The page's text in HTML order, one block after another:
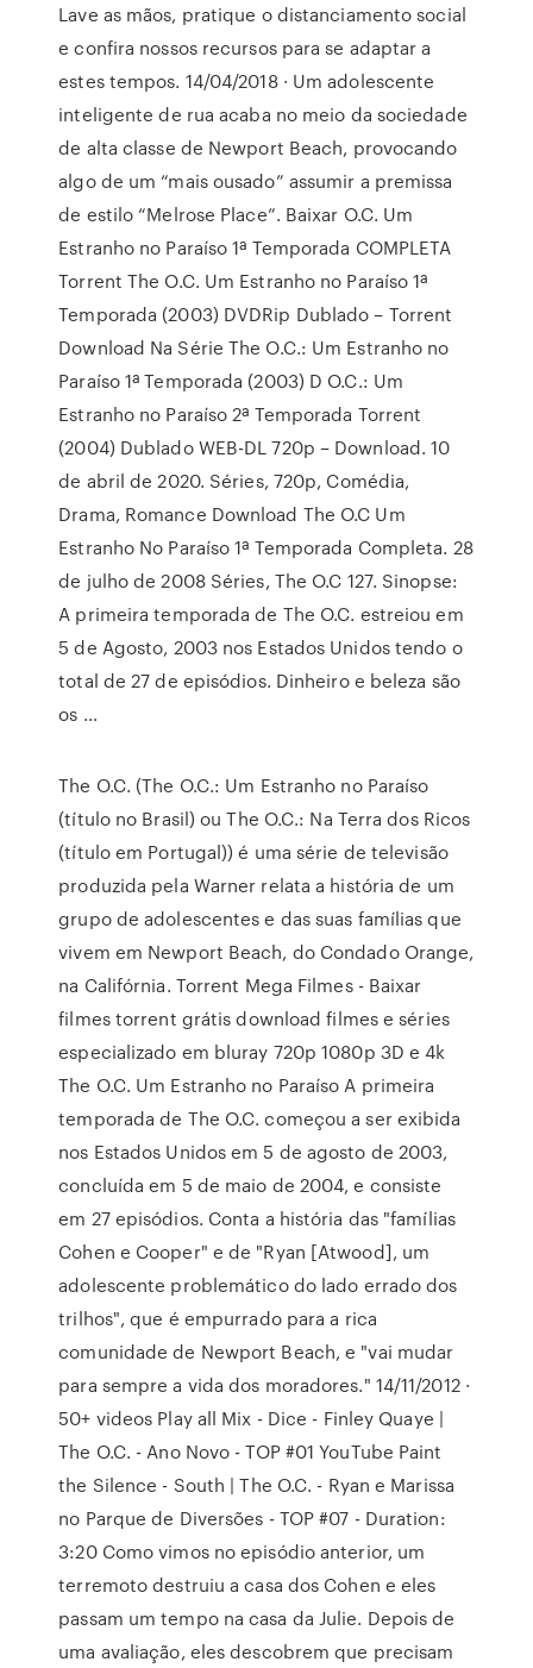
Lave as mãos, pratique o distanciamento social
e confira nossos recursos para se adaptar a
estes tempos. 14/04/2018 · Um adolescente
inteligente de rua acaba no meio da sociedade
de alta classe de Newport Beach, provocando
algo de um “mais ousado” assumir a premissa
de estilo “Melrose Place”. Baixar O.C. Um
Estranho no Paraíso 1ª Temporada COMPLETA
Torrent The O.C. Um Estranho no Paraíso 1ª
Temporada (2003) DVDRip Dublado – Torrent
Download Na Série The O.C.: Um Estranho no
Paraíso 1ª Temporada (2003) D O.C.: Um
Estranho no Paraíso 2ª Temporada Torrent
(2004) Dublado WEB-DL 720p – Download. 10
de abril de 2020. Séries, 720p, Comédia,
Drama, Romance Download The O.C Um
Estranho No Paraíso 1ª Temporada Completa. 28
de julho de 2008 Séries, The O.C 127. Sinopse:
A primeira temporada de The O.C. estreiou em
5 de Agosto, 2003 nos Estados Unidos tendo o
total de 27 de episódios. Dinheiro e beleza são
os …
The O.C. (The O.C.: Um Estranho no Paraíso
(título no Brasil) ou The O.C.: Na Terra dos Ricos
(título em Portugal)) é uma série de televisão
produzida pela Warner relata a história de um
grupo de adolescentes e das suas famílias que
vivem em Newport Beach, do Condado Orange,
na Califórnia. Torrent Mega Filmes - Baixar
filmes torrent grátis download filmes e séries
especializado em bluray 720p 1080p 3D e 4k
The O.C. Um Estranho no Paraíso A primeira
temporada de The O.C. começou a ser exibida
nos Estados Unidos em 5 de agosto de 2003,
concluída em 5 de maio de 2004, e consiste
em 27 episódios. Conta a história das "famílias
Cohen e Cooper" e de "Ryan [Atwood], um
adolescente problemático do lado errado dos
trilhos", que é empurrado para a rica
comunidade de Newport Beach, e "vai mudar
para sempre a vida dos moradores." 14/11/2012 ·
50+ videos Play all Mix - Dice - Finley Quaye |
The O.C. - Ano Novo - TOP #01 YouTube Paint
the Silence - South | The O.C. - Ryan e Marissa
no Parque de Diversões - TOP #07 - Duration:
3:20 Como vimos no episódio anterior, um
terremoto destruiu a casa dos Cohen e eles
passam um tempo na casa da Julie. Depois de
uma avaliação, eles descobrem que precisam